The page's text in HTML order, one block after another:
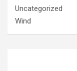
Uncategorized
Wind